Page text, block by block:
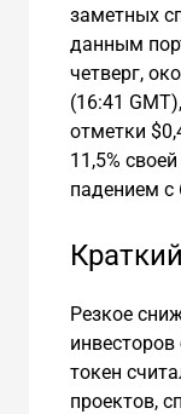
заметных
данным
четверг,
(16:41
отметки
11,5%
падением с
Резкое
токен
проектов,